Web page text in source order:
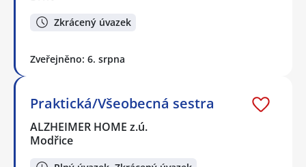
Zkrácený úvazek
Zveřejněno: 6. srpna
Praktická/Všeobecná sestra
ALZHEIMER HOME z.ú.
Modřice